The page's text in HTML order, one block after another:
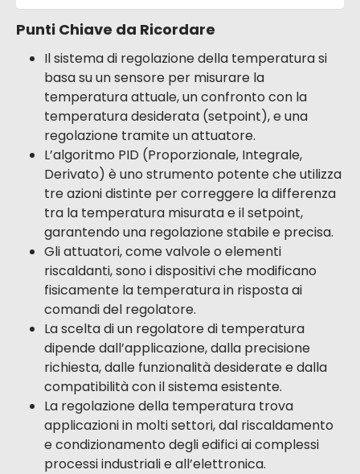
Punti Chiave da Ricordare
Il sistema di regolazione della temperatura si
basa su un sensore per misurare la
temperatura attuale, un confronto con la
temperatura desiderata (setpoint), e una
regolazione tramite un attuatore.
L’algoritmo PID (Proporzionale, Integrale,
Derivato) è uno strumento potente che utilizza
tre azioni distinte per correggere la differenza
tra la temperatura misurata e il setpoint,
garantendo una regolazione stabile e precisa.
Gli attuatori, come valvole o elementi
riscaldanti, sono i dispositivi che modificano
fisicamente la temperatura in risposta ai
comandi del regolatore.
La scelta di un regolatore di temperatura
dipende dall’applicazione, dalla precisione
richiesta, dalle funzionalità desiderate e dalla
compatibilità con il sistema esistente.
La regolazione della temperatura trova
applicazioni in molti settori, dal riscaldamento
e condizionamento degli edifici ai complessi
processi industriali e all’elettronica.